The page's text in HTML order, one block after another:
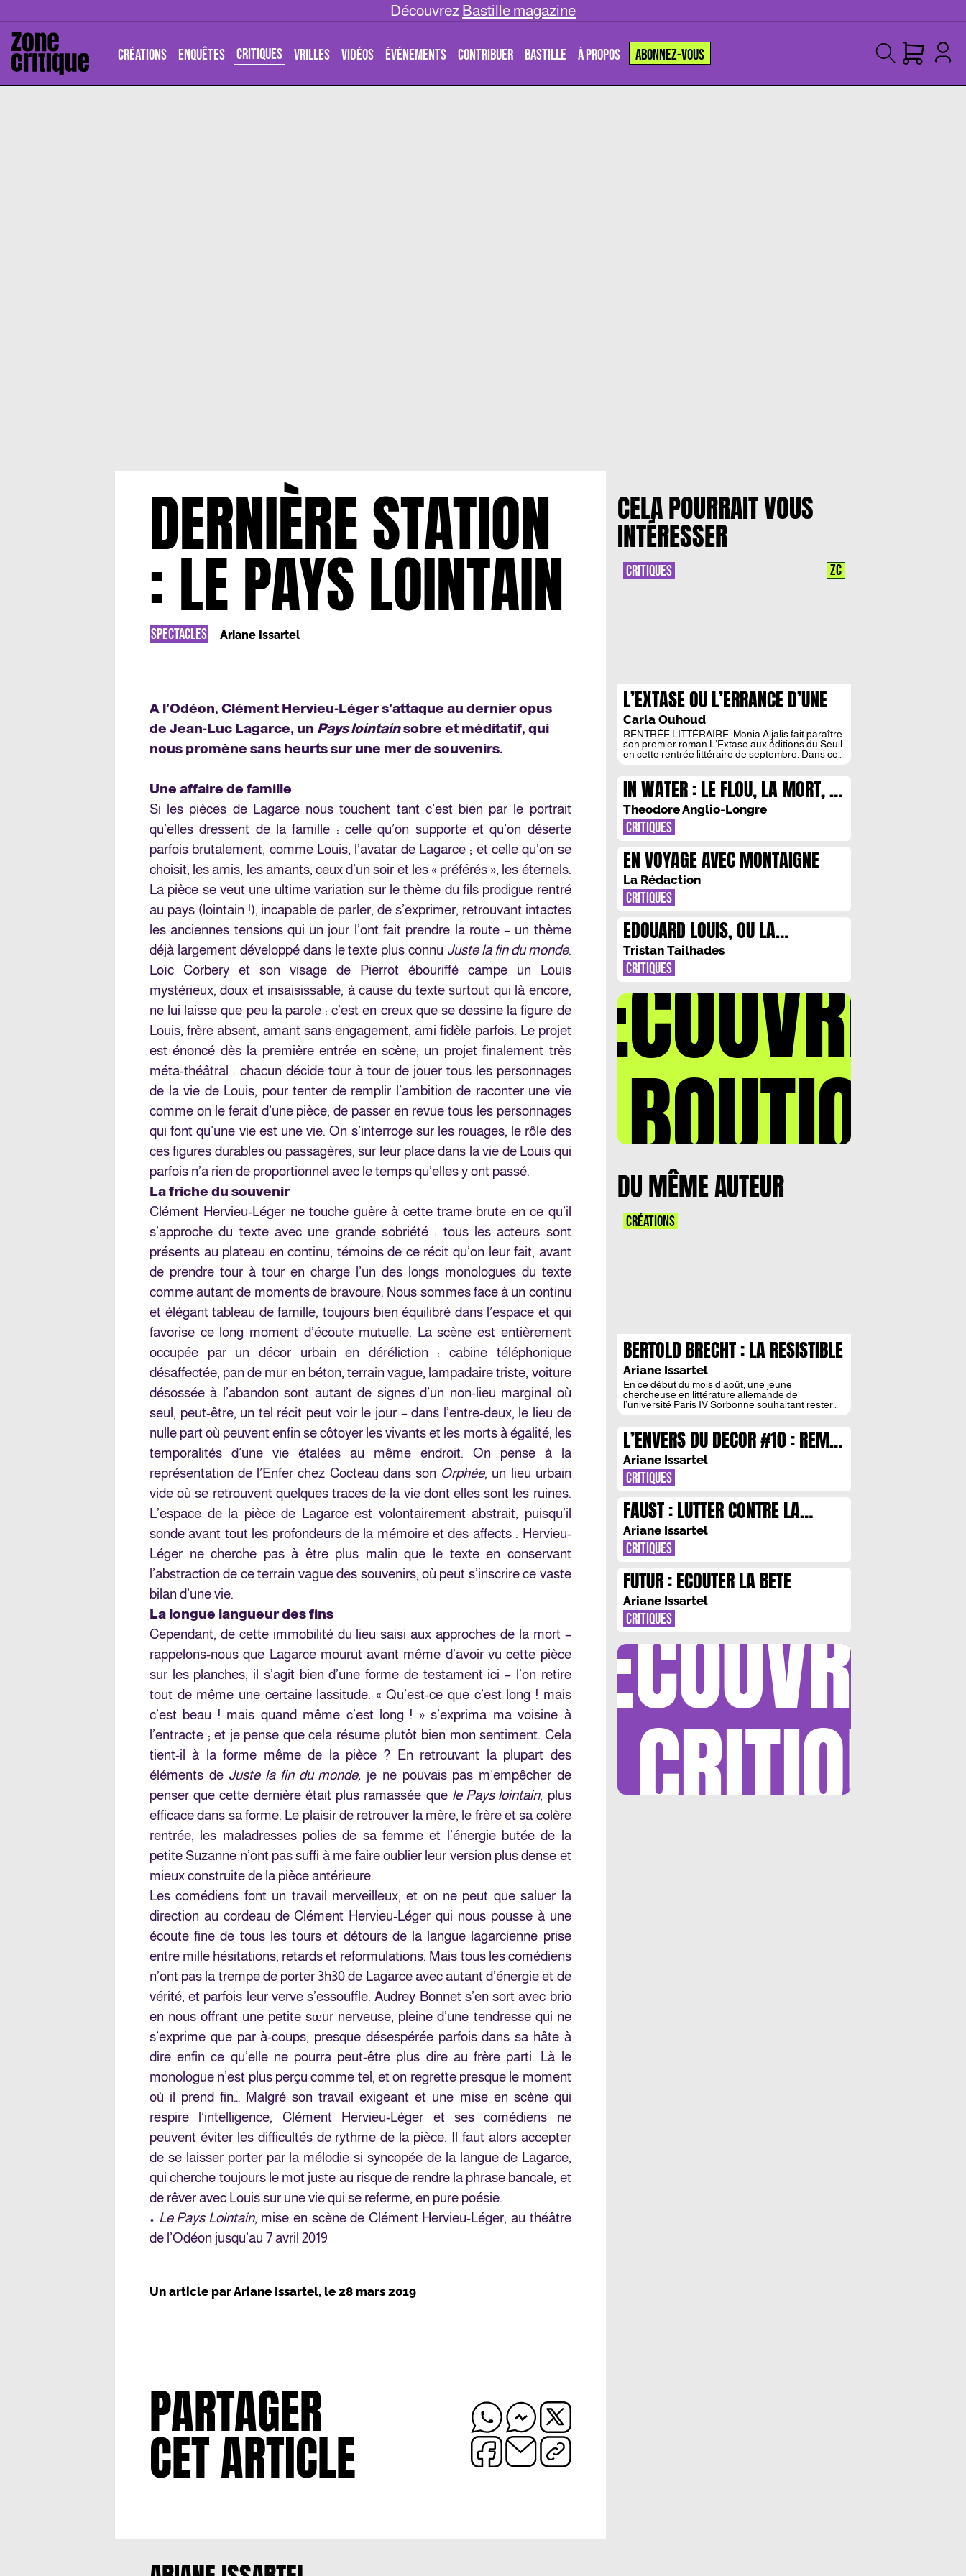
Découvrez Bastille magazine
CRÉATIONS ENQUÊTES CRITIQUES VRILLES VIDÉOS ÉVÉNEMENTS CONTRIBUER BASTILLE À PROPOS ABONNEZ-VOUS
DERNIÈRE STATION
: LE PAYS LOINTAIN
SPECTACLES Ariane Issartel
A l’Odéon, Clément Hervieu-Léger s’attaque au dernier opus
de Jean-Luc Lagarce, un Pays lointainsobre et méditatif, qui
nous promène sans heurts sur une mer de souvenirs.
Une affaire de famille
Si les pièces de Lagarce nous touchent tant c’est bien par le portrait
qu’elles dressent de la famille : celle qu’on supporte et qu’on déserte
parfois brutalement, comme Louis, l’avatar de Lagarce ; et celle qu’on se
choisit, les amis, les amants, ceux d’un soir et les « préférés », les éternels.
La pièce se veut une ultime variation sur le thème du fils prodigue rentré
au pays (lointain !), incapable de parler, de s’exprimer, retrouvant intactes
les anciennes tensions qui un jour l’ont fait prendre la route – un thème
déjà largement développé dans le texte plus connu Juste la fin du monde.
Loïc Corbery et son visage de Pierrot ébouriffé campe un Louis
mystérieux, doux et insaisissable, à cause du texte surtout qui là encore,
ne lui laisse que peu la parole : c’est en creux que se dessine la figure de
Louis, frère absent, amant sans engagement, ami fidèle parfois. Le projet
est énoncé dès la première entrée en scène, un projet finalement très
méta-théâtral : chacun décide tour à tour de jouer tous les personnages
de la vie de Louis, pour tenter de remplir l’ambition de raconter une vie
comme on le ferait d’une pièce, de passer en revue tous les personnages
qui font qu’une vie est une vie. On s’interroge sur les rouages, le rôle des
ces figures durables ou passagères, sur leur place dans la vie de Louis qui
parfois n’a rien de proportionnel avec le temps qu’elles y ont passé.
La friche du souvenir
Clément Hervieu-Léger ne touche guère à cette trame brute en ce qu’il
s’approche du texte avec une grande sobriété : tous les acteurs sont
présents au plateau en continu, témoins de ce récit qu’on leur fait, avant
de prendre tour à tour en charge l’un des longs monologues du texte
comme autant de moments de bravoure. Nous sommes face à un continu
et élégant tableau de famille, toujours bien équilibré dans l’espace et qui
favorise ce long moment d’écoute mutuelle. La scène est entièrement
occupée par un décor urbain en déréliction : cabine téléphonique
désaffectée, pan de mur en béton, terrain vague, lampadaire triste, voiture
désossée à l’abandon sont autant de signes d’un non-lieu marginal où
seul, peut-être, un tel récit peut voir le jour – dans l’entre-deux, le lieu de
nulle part où peuvent enfin se côtoyer les vivants et les morts à égalité, les
temporalités d’une vie étalées au même endroit. On pense à la
représentation de l’Enfer chez Cocteau dans son Orphée, un lieu urbain
vide où se retrouvent quelques traces de la vie dont elles sont les ruines.
L’espace de la pièce de Lagarce est volontairement abstrait, puisqu’il
sonde avant tout les profondeurs de la mémoire et des affects : Hervieu-
Léger ne cherche pas à être plus malin que le texte en conservant
l’abstraction de ce terrain vague des souvenirs, où peut s’inscrire ce vaste
bilan d’une vie.
La longue langueur des fins
Cependant, de cette immobilité du lieu saisi aux approches de la mort –
rappelons-nous que Lagarce mourut avant même d’avoir vu cette pièce
sur les planches, il s’agit bien d’une forme de testament ici – l’on retire
tout de même une certaine lassitude. « Qu’est-ce que c’est long ! mais
c’est beau ! mais quand même c’est long ! » s’exprima ma voisine à
l’entracte ; et je pense que cela résume plutôt bien mon sentiment. Cela
tient-il à la forme même de la pièce ? En retrouvant la plupart des
éléments de Juste la fin du monde, je ne pouvais pas m’empêcher de
penser que cette dernière était plus ramassée que le Pays lointain, plus
efficace dans sa forme. Le plaisir de retrouver la mère, le frère et sa colère
rentrée, les maladresses polies de sa femme et l’énergie butée de la
petite Suzanne n’ont pas suffi à me faire oublier leur version plus dense et
mieux construite de la pièce antérieure.
Les comédiens font un travail merveilleux, et on ne peut que saluer la
direction au cordeau de Clément Hervieu-Léger qui nous pousse à une
écoute fine de tous les tours et détours de la langue lagarcienne prise
entre mille hésitations, retards et reformulations. Mais tous les comédiens
n’ont pas la trempe de porter 3h30 de Lagarce avec autant d’énergie et de
vérité, et parfois leur verve s’essouffle. Audrey Bonnet s’en sort avec brio
en nous offrant une petite sœur nerveuse, pleine d’une tendresse qui ne
s’exprime que par à-coups, presque désespérée parfois dans sa hâte à
dire enfin ce qu’elle ne pourra peut-être plus dire au frère parti. Là le
monologue n’est plus perçu comme tel, et on regrette presque le moment
où il prend fin… Malgré son travail exigeant et une mise en scène qui
respire l’intelligence, Clément Hervieu-Léger et ses comédiens ne
peuvent éviter les difficultés de rythme de la pièce. Il faut alors accepter
de se laisser porter par la mélodie si syncopée de la langue de Lagarce,
qui cherche toujours le mot juste au risque de rendre la phrase bancale, et
de rêver avec Louis sur une vie qui se referme, en pure poésie.
• Le Pays Lointain, mise en scène de Clément Hervieu-Léger, au théâtre
de l’Odéon jusqu’au 7 avril 2019
Un article parAriane Issartel, le 28 mars 2019
PARTAGER
CET ARTICLE
CELA POURRAIT VOUS
INTÉRESSER
L’EXTASE OU L’ERRANCE D’UNE
ODALISQUE 2.0
Carla Ouhoud
RENTRÉE LITTÉRAIRE. Monia Aljalis fait paraître
son premier roman L’Extase aux éditions du Seuil
en cette rentrée littéraire de septembre. Dans ce
dans un Paris contemporain et multiculturel, reflet
de tous les déchirements de notre époque.
Poétesse et musicienne, Aljalis […]
CRITIQUES ZC
IN WATER : LE FLOU, LA MORT, ET
L’OCEAN INFINI
Theodore Anglio-Longre
CRITIQUES
EN VOYAGE AVEC MONTAIGNE
La Rédaction
CRITIQUES
EDOUARD LOUIS, OU LA
TRANSFORMATION : FUITE EN
AVANT
Tristan Tailhades
CRITIQUES
DÉCOUVREZ
LA BOUTIQUE
DU MÊME AUTEUR
BERTOLD BRECHT : LA RESISTIBLE
ASCENSION DE LA PANDEMIE
Ariane Issartel
En ce début du mois d’août, une jeune
chercheuse en littérature allemande de
l’université Paris IV Sorbonne souhaitant rester
au fond d’une malle de la bibliothèque Hans-
Eisler de Berlin. Nous sommes fiers d’en
retranscrire ici en exclusivité les premières pages
[…]
CRÉATIONS
L’ENVERS DU DECOR #10 : REMI
PRIN & EMMANUELLE JAUFFRET
Ariane Issartel
CRITIQUES
FAUST : LUTTER CONTRE LA
DEMESURE
Ariane Issartel
CRITIQUES
FUTUR : ECOUTER LA BETE
Ariane Issartel
CRITIQUES
DÉCOUVRIR
LES